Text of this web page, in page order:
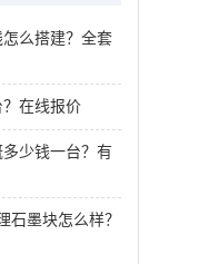
怎么搭建？全套
在线报价
少钱一台？有
石墨块怎么样？